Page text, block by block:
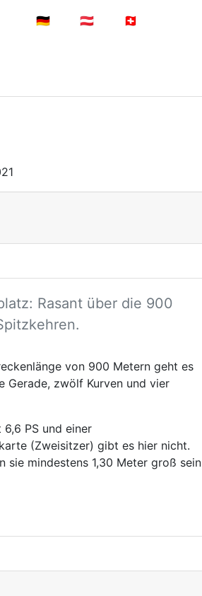
🇩🇪 🇦🇹 🇨🇭
Rasant über die 900
von 900 Metern geht es
Gerade, zwölf Kurven und vier
PS und einer
(Zweisitzer) gibt es hier nicht.
sie mindestens 1,30 Meter groß sein